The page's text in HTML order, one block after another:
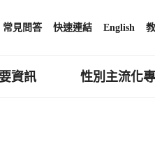
常見問答 快速連結 English
資訊 性別主流化